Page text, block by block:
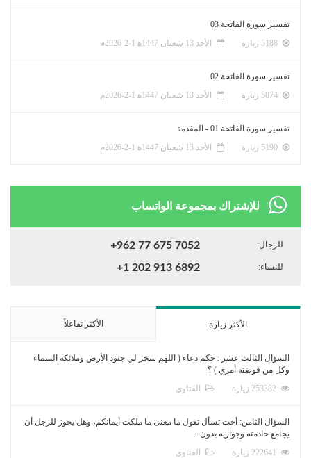
تفسير سورة الفاتحة 03
الأحد 13 شعبان 1447ﻫ 1-2-2026م
تفسير سورة الفاتحة 02
الأحد 13 شعبان 1447ﻫ 1-2-2026م
تفسير سورة الفاتحة 01 - المقدمة
الأحد 13 شعبان 1447ﻫ 1-2-2026م
للإشتراك بمجموعة الواتساب
للرجال: +962 77 675 7052
للنساء: +1 202 913 6892
الأكثر زيارة الأكثر تفاعلاً
السؤال الثالث عشر : حكم دعاء ( اللهم سخر لي جنود الأرض وملائكة السماء
وكل من فوضته أمري ) ؟
الفتاوى
السؤال الثامن: أخت تسأل تقول ما معنى ما ملكت أيمانكم، وهل يجوز للرجل أن
يجامع خادمته وجواريه بدون...
الفتاوى